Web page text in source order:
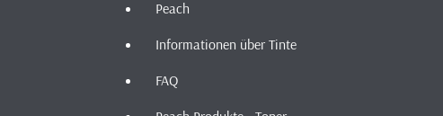
Peach
Informationen über Tinte
FAQ